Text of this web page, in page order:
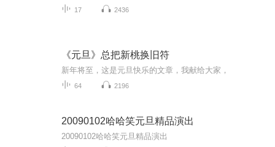
17 2436
《元旦》总把新桃换旧符
新年将至，这是元旦快乐的文章，我献给大家，
64 2196
20090102哈哈笑元旦精品演出
20090102哈哈笑元旦精品演出